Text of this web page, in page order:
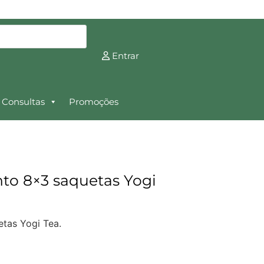
Entrar
Consultas Promoções
8×3 saquetas Yogi
Yogi Tea.